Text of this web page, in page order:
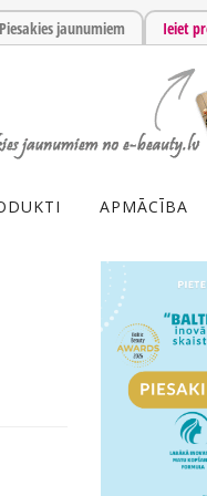
Piesakies jaunumiem Ieiet
APMĀCĪBA